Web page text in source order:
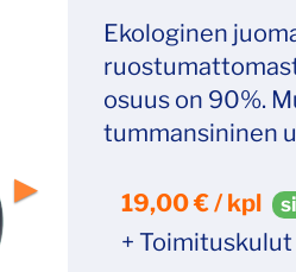
Ekologinen
osuus on 90%.
tummansininen
19,00 € / kpl
+